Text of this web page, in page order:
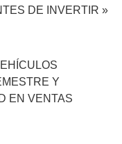
DE INVERTIR »
Y
EN VENTAS